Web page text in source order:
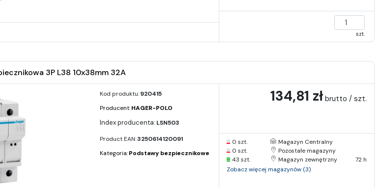
szt.
3P L38 10x38mm 32A
Kod produktu: 920415
Producent: HAGER-POLO
LSN503
Product EAN:3250614120091
Kategoria: Podstawy bezpiecznikowe
134,81 zł brutto / szt.
0 szt.
Magazyn Centralny
0 szt.
Pozostałe magazyny
43 szt.
Magazyn zewnętrzny
72 h
Zobacz więcej magazynów (3)